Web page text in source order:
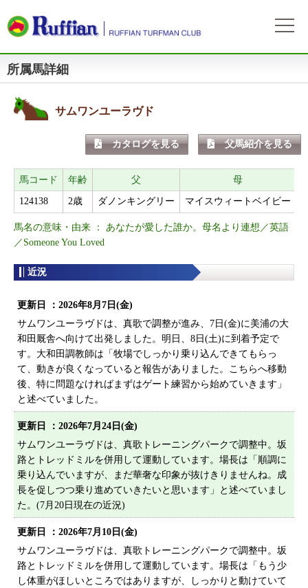
所属馬詳細
サムワンユーラヴド
カタログを見る 父馬紹介を見る
馬コード 年齢 父 母
124138 2歳 ダノンキングリー マイスウィートベイビー
馬名の意味・由来 ： あなたが愛した誰か。母名より連想／英語
／Someone You Loved
近況
更新日 ： 2026年8月7日(金)
サムワンユーラヴドは、真歌で調整が進み、7日(金)に美浦の大
和田厩舎へ向けて出発しました。明日、8日(土)に到着予定で
す。大和田調教師は「牧場でしっかり乗り込んできてもらっ
て、動きが良くなっていると報告がありました。こちらへ移動
後、特に問題なければまずはゲート練習から始めていきます」
と述べていました。
更新日 ： 2026年7月24日(金)
サムワンユーラヴドは、真歌トレーニングパークで調整中。坂
路とトレッドミルを併用して運動しています。場長は「順調に
乗り込んでいますが、まだ華奢な印象が抜けきりませんね。成
長を促しつつ乗り進めていきたいと思います」と述べていまし
た。(7月20日現在の近況)
更新日 ： 2026年7月10日(金)
サムワンユーラヴドは、真歌トレーニングパークで調整中。坂
路とトレッドミルを併用して運動しています。場長は「もう少
し体重がほしいところではありますが、しっかりと動けていて
会員サービスとイベント
お申込方法
費用と分配等
クラブ規約
募集馬ラインナップ
募集馬情報一覧
出走情報
出走確定
出走結果
所属馬情報
所属馬一覧
近況
リンク集
リンク集
お問い合わせ
サイトマップ
ログイン
自動ログイン パスワードをお忘れの方